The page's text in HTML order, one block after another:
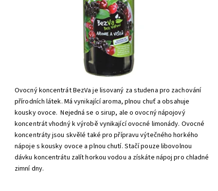
Ovocný koncentrát BezVa je lisovaný za studena pro zachování
přírodních látek. Má vynikající aroma, plnou chuť a obsahuje
kousky ovoce. Nejedná se o sirup, ale o ovocný nápojový
koncentrát vhodný k výrobě vynikající ovocné limonády. Ovocné
koncentráty jsou skvělé také pro přípravu výtečného horkého
nápoje s kousky ovoce a plnou chutí. Stačí pouze libovolnou
dávku koncentrátu zalít horkou vodou a získáte nápoj pro chladné
zimní dny.